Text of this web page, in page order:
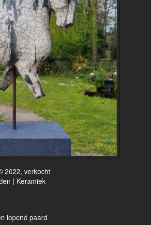
2022, verkocht
| Keramiek
lopend paard